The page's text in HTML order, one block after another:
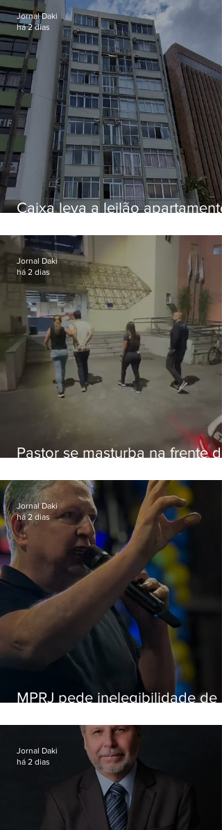
Caixa leva a leilão apartamento
Botafogo
Jornal Daki
há 2 dias
Pastor se masturba na frente de
Jornal Daki
há 2 dias
MPRJ pede inelegibilidade de
Jornal Daki
há 2 dias
Jornal Daki
há 2 dias